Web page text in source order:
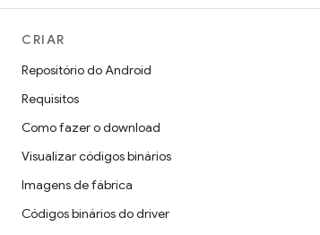
CRIAR
Repositório do Android
Requisitos
Como fazer o download
Visualizar códigos binários
Imagens de fábrica
Códigos binários do driver